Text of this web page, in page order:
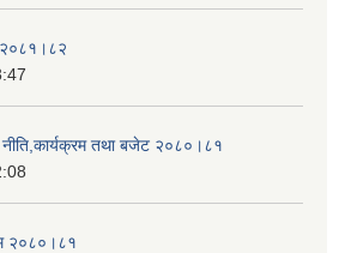
२०८१।८२
नीति,कार्यक्रम तथा बजेट २०८०।८१
२०८०।८१